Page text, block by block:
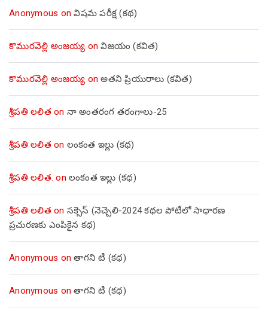
Anonymous onవిషమ పరీక్ష (క‌థ‌)
కొమురవెల్లి అంజయ్య onవిజయం (కవిత)
కొమురవెల్లి అంజయ్య onఅతని ప్రియురాలు (కవిత)
శ్రీపతి లలిత on నా అంతరంగ తరంగాలు-25
శ్రీపతి లలిత on లంకంత ఇల్లు (కథ)
శ్రీపతి లలిత. on లంకంత ఇల్లు (కథ)
శ్రీపతి లలిత on సక్సెస్ (నెచ్చెలి-2024 కథల పోటీలో సాధారణ
ప్రచురణకు ఎంపికైన కథ)
Anonymous onతాగని టీ (కథ)
Anonymous onతాగని టీ (కథ)